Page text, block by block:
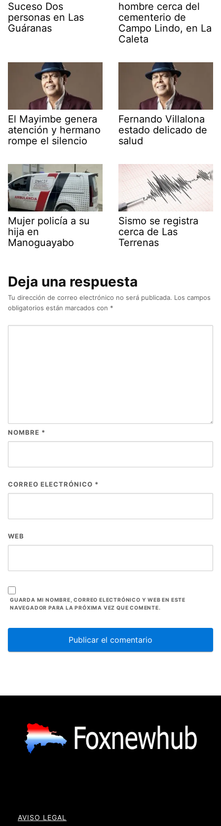
Suceso Dos
personas en Las
Guáranas
hombre cerca del
cementerio de
Campo Lindo, en La
Caleta
El Mayimbe genera
atención y hermano
rompe el silencio
Fernando Villalona
estado delicado de
salud
Mujer policía a su
hija en
Manoguayabo
Sismo se registra
cerca de Las
Terrenas
Deja una respuesta
Tu dirección de correo electrónico no será publicada. Los campos
obligatorios están marcados con *
NOMBRE *
CORREO ELECTRÓNICO *
WEB
GUARDA MI NOMBRE, CORREO ELECTRÓNICO Y WEB EN ESTE
NAVEGADOR PARA LA PRÓXIMA VEZ QUE COMENTE.
AVISO LEGAL